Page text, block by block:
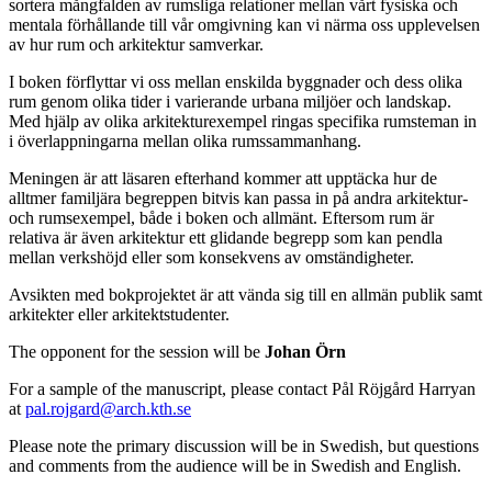
sortera mångfalden av rumsliga relationer mellan vårt fysiska och
mentala förhållande till vår omgivning kan vi närma oss upplevelsen
av hur rum och arkitektur samverkar.
I boken förflyttar vi oss mellan enskilda byggnader och dess olika
rum genom olika tider i varierande urbana miljöer och landskap.
Med hjälp av olika arkitekturexempel ringas specifika rumsteman in
i överlappningarna mellan olika rumssammanhang.
Meningen är att läsaren efterhand kommer att upptäcka hur de
alltmer familjära begreppen bitvis kan passa in på andra arkitektur-
och rumsexempel, både i boken och allmänt. Eftersom rum är
relativa är även arkitektur ett glidande begrepp som kan pendla
mellan verkshöjd eller som konsekvens av omständigheter.
Avsikten med bokprojektet är att vända sig till en allmän publik samt
arkitekter eller arkitektstudenter.
The opponent for the session will be Johan Örn
For a sample of the manuscript, please contact Pål Röjgård Harryan
at pal.rojgard@arch.kth.se
Please note the primary discussion will be in Swedish, but questions
and comments from the audience will be in Swedish and English.